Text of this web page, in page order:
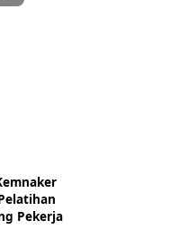
Pekerja